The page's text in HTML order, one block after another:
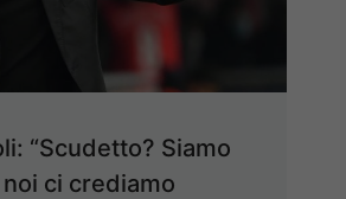
“Scudetto? Siamo
ci crediamo